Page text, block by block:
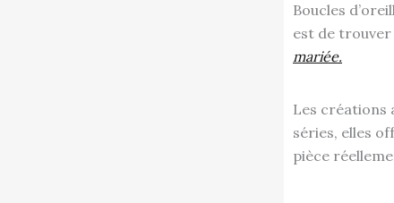
Boucles
est de trouver
mariée.
Les créations
séries, elles
pièce